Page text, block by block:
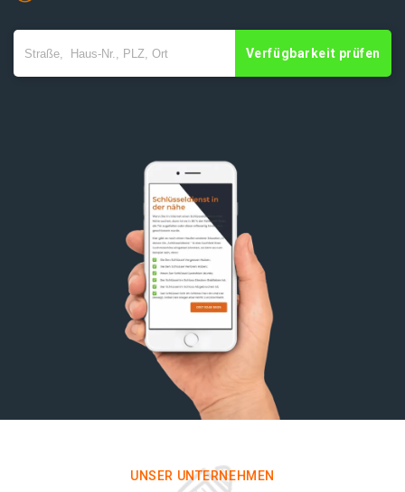
Verfügbarkeit prüfen
UNSER UNTERNEHMEN